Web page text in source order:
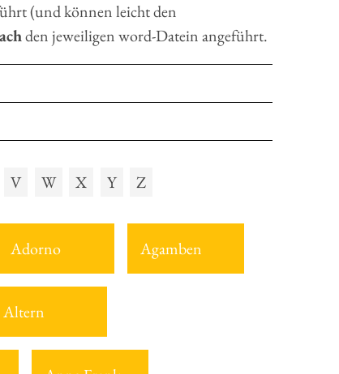
(und können leicht den
den jeweiligen word-Datein angeführt.
V W X Y Z
Adorno Agamben
Altern